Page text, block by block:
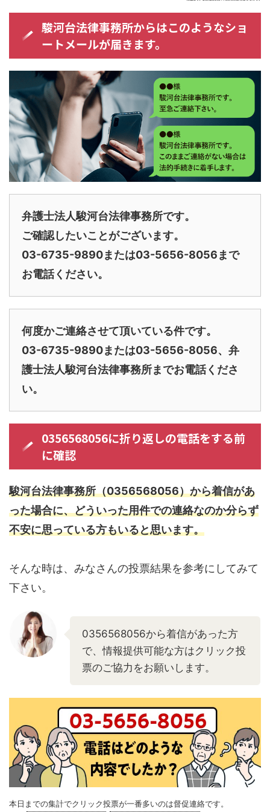
駿河台法律事務所からはこのようなショ
ートメールが届きます。
弁護士法人駿河台法律事務所です。
ご確認したいことがございます。
03-6735-9890または03-5656-8056まで
お電話ください。
何度かご連絡させて頂いている件です。
03-6735-9890または03-5656-8056、弁
護士法人駿河台法律事務所までお電話くださ
い。
0356568056に折り返しの電話をする前
に確認
駿河台法律事務所（0356568056）から着信があ
った場合に、どういった用件での連絡なのか分らず
不安に思っている方もいると思います。
そんな時は、みなさんの投票結果を参考にしてみて
下さい。
0356568056から着信があった方
で、情報提供可能な方はクリック投
票のご協力をお願いします。
本日までの集計でクリック投票が一番多いのは督促連絡です。